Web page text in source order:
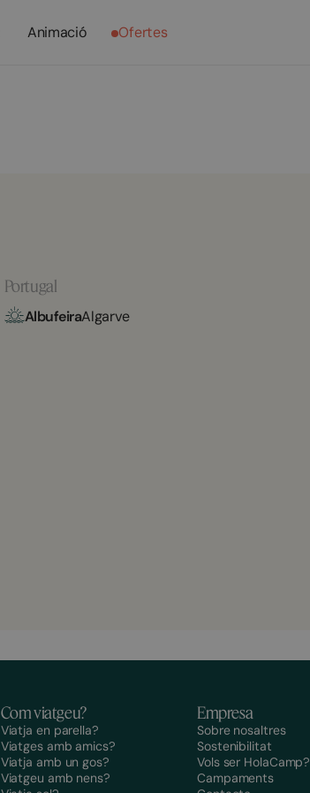
Animació Ofertes
Portugal
AlbufeiraAlgarve
Com viatgeu?
Viatja en parella?
Viatges amb amics?
Viatja amb un gos?
Viatgeu amb nens?
Empresa
Sobre nosaltres
Sostenibilitat
Vols ser HolaCamp?
Campaments